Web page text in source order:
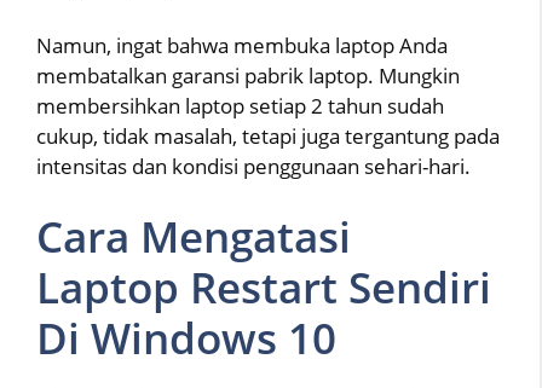
Namun, ingat bahwa membuka laptop Anda
membatalkan garansi pabrik laptop. Mungkin
membersihkan laptop setiap 2 tahun sudah
cukup, tidak masalah, tetapi juga tergantung pada
intensitas dan kondisi penggunaan sehari-hari.
Cara Mengatasi
Laptop Restart Sendiri
Di Windows 10